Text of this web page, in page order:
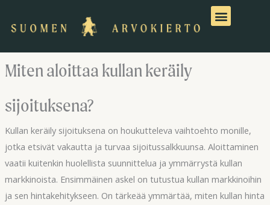
sisältöön
Miten aloittaa kullan keräily
sijoituksena?
Kullan keräily sijoituksena on houkutteleva vaihtoehto monille,
jotka etsivät vakautta ja turvaa sijoitussalkkuunsa. Aloittaminen
vaatii kuitenkin huolellista suunnittelua ja ymmärrystä kullan
markkinoista. Ensimmäinen askel on tutustua kullan markkinoihin
ja sen hintakehitykseen. On tärkeää ymmärtää, miten kullan hinta